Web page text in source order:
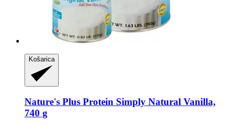
Košarica
Nature's Plus Protein Simply Natural Vanilla,
740 g